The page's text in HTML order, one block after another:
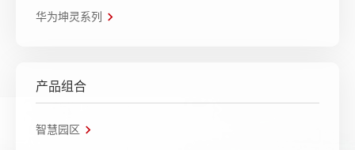
华为坤灵系列
产品组合
智慧园区